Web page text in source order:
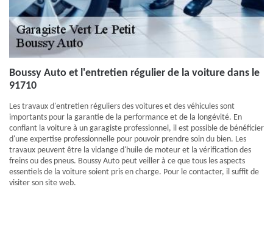
Boussy Auto et l'entretien régulier de la voiture dans le
91710
Les travaux d'entretien réguliers des voitures et des véhicules sont
importants pour la garantie de la performance et de la longévité. En
confiant la voiture à un garagiste professionnel, il est possible de bénéficier
d'une expertise professionnelle pour pouvoir prendre soin du bien. Les
travaux peuvent être la vidange d'huile de moteur et la vérification des
freins ou des pneus. Boussy Auto peut veiller à ce que tous les aspects
essentiels de la voiture soient pris en charge. Pour le contacter, il suffit de
visiter son site web.